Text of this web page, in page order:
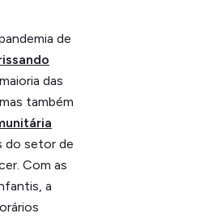
de
das
também
do setor de
Com as
a